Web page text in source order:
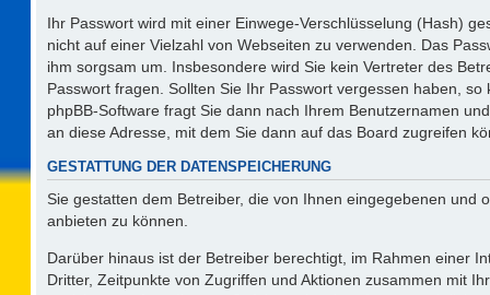
Ihr Passwort wird mit einer Einwege-Verschlüsselung (Hash)
nicht auf einer Vielzahl von Webseiten zu verwenden. Das
ihm sorgsam um. Insbesondere wird Sie kein Vertreter des
Passwort fragen. Sollten Sie Ihr Passwort vergessen haben,
phpBB-Software fragt Sie dann nach Ihrem Benutzernamen
an diese Adresse, mit dem Sie dann auf das Board zugreifen
GESTATTUNG DER DATENSPEICHERUNG
Sie gestatten dem Betreiber, die von Ihnen eingegebenen
anbieten zu können.
Darüber hinaus ist der Betreiber berechtigt, im Rahmen einer
Dritter, Zeitpunkte von Zugriffen und Aktionen zusammen mit